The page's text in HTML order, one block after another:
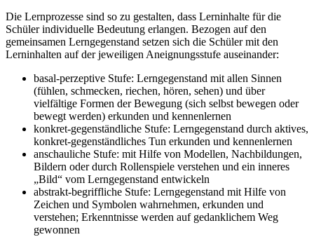
Die Lernprozesse sind so zu gestalten, dass Lerninhalte für die
Schüler individuelle Bedeutung erlangen. Bezogen auf den
gemeinsamen Lerngegenstand setzen sich die Schüler mit den
Lerninhalten auf der jeweiligen Aneignungsstufe auseinander:
basal-perzeptive Stufe: Lerngegenstand mit allen Sinnen
(fühlen, schmecken, riechen, hören, sehen) und über
vielfältige Formen der Bewegung (sich selbst bewegen oder
bewegt werden) erkunden und kennenlernen
konkret-gegenständliche Stufe: Lerngegenstand durch aktives,
konkret-gegenständliches Tun erkunden und kennenlernen
anschauliche Stufe: mit Hilfe von Modellen, Nachbildungen,
Bildern oder durch Rollenspiele verstehen und ein inneres
„Bild“ vom Lerngegenstand entwickeln
abstrakt-begriffliche Stufe: Lerngegenstand mit Hilfe von
Zeichen und Symbolen wahrnehmen, erkunden und
verstehen; Erkenntnisse werden auf gedanklichem Weg
gewonnen